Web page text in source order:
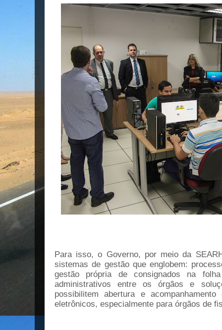
Para isso, o Governo, por meio da
sistemas de gestão que englobem:
gestão própria de consignados na
administrativos entre os órgãos e
possibilitem abertura e
eletrônicos, especialmente para órgãos de